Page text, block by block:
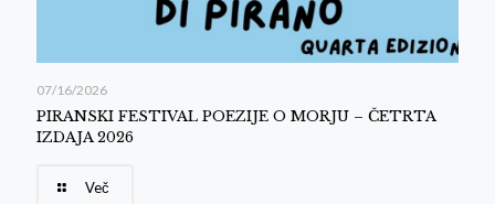
07/16/2026
PIRANSKI FESTIVAL POEZIJE O MORJU – ČETRTA
IZDAJA 2026
Več